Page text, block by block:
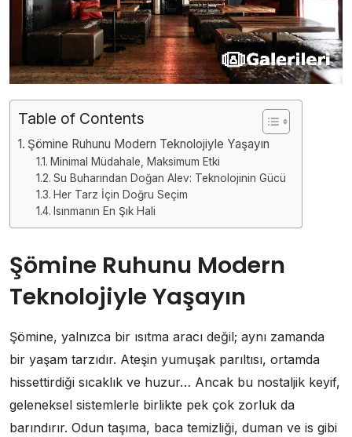
Table of Contents
Şömine Ruhunu Modern Teknolojiyle Yaşayın
Minimal Müdahale, Maksimum Etki
Su Buharından Doğan Alev: Teknolojinin Gücü
Her Tarz İçin Doğru Seçim
Isınmanın En Şık Hali
Şömine Ruhunu Modern
Teknolojiyle Yaşayın
Şömine, yalnızca bir ısıtma aracı değil; aynı zamanda
bir yaşam tarzıdır. Ateşin yumuşak parıltısı, ortamda
hissettirdiği sıcaklık ve huzur… Ancak bu nostaljik keyif,
geleneksel sistemlerle birlikte pek çok zorluk da
barındırır. Odun taşıma, baca temizliği, duman ve is gibi